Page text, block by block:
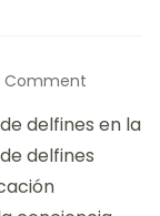
Comment
de
los
delfines en la
delfines